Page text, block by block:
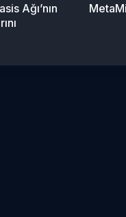
Ağı’nın